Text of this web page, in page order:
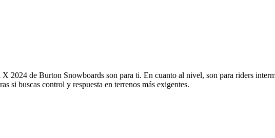
2024 de Burton Snowboards son para ti. En cuanto al nivel, son para riders
si buscas control y respuesta en terrenos más exigentes.